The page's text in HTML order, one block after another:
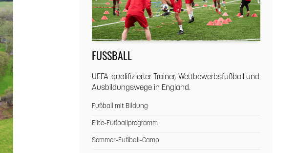
FUSSBALL
UEFA-qualifizierter Trainer, Wettbewerbsfußball und
Ausbildungswege in England.
Fußball mit Bildung
Elite-Fußballprogramm
Sommer-Fußball-Camp